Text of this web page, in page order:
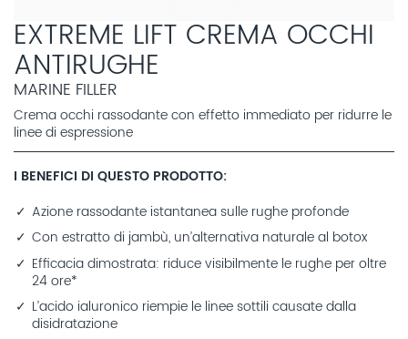
EXTREME LIFT CREMA OCCHI
ANTIRUGHE
MARINE FILLER
Crema occhi rassodante con effetto immediato per ridurre le
linee di espressione
I BENEFICI DI QUESTO PRODOTTO
Azione rassodante istantanea sulle rughe profonde
Con estratto di jambù, un’alternativa naturale al botox
Efficacia dimostrata: riduce visibilmente le rughe per oltre
24 ore*
L’acido ialuronico riempie le linee sottili causate dalla
disidratazione